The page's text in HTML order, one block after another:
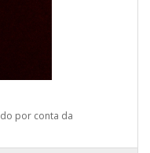
por conta da